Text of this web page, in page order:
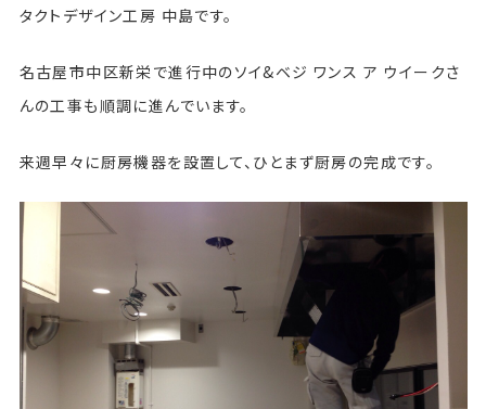
タクトデザイン工房 中島です。
名古屋市中区新栄で進行中のソイ&ベジ ワンス ア ウイークさ
んの工事も順調に進んでいます。
来週早々に厨房機器を設置して、ひとまず厨房の完成です。